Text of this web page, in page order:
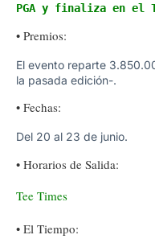
PGA y finaliza en el
• Premios:
El evento reparte
la pasada edición-.
• Fechas:
Del 20 al 23 de junio.
• Horarios de Salida:
Tee Times
• El Tiempo: